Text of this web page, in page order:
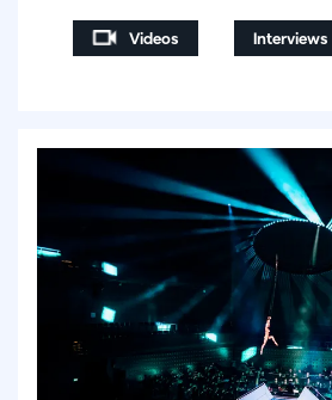
Videos Interviews